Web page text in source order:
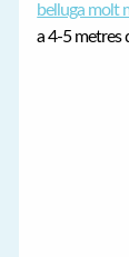
belluga molt
a 4-5 metres